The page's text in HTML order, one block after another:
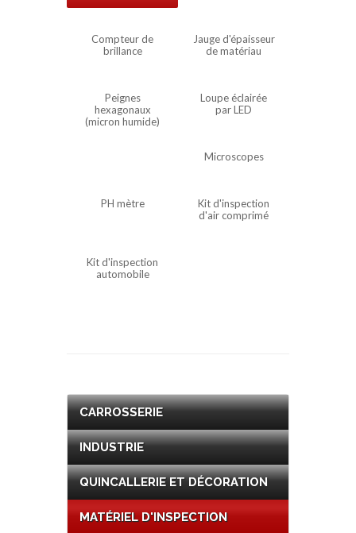
Compteur de
brillance
Jauge d'épaisseur
de matériau
Peignes
hexagonaux
(micron humide)
Loupe éclairée
par LED
Microscopes
PH mètre
Kit d'inspection
d'air comprimé
Kit d'inspection
automobile
CARROSSERIE
INDUSTRIE
QUINCALLERIE ET DÉCORATION
MATÉRIEL D'INSPECTION